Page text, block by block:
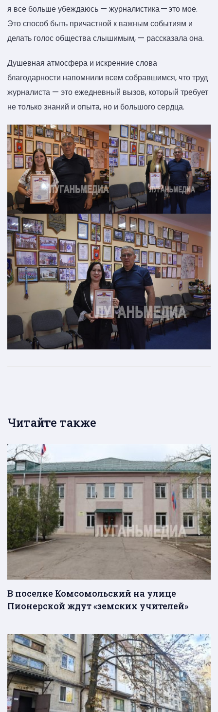
я все больше убеждаюсь — журналистика — это мое.
Это способ быть причастной к важным событиям и
делать голос общества слышимым, — рассказала она.
Душевная атмосфера и искренние слова
благодарности напомнили всем собравшимся, что труд
журналиста — это ежедневный вызов, который требует
не только знаний и опыта, но и большого сердца.
Читайте также
В поселке Комсомольский на улице
Пионерской ждут «земских учителей»